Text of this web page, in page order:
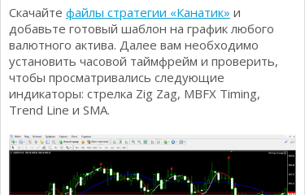
Скачайте файлы стратегии «Канатик» и
добавьте готовый шаблон на график любого
валютного актива. Далее вам необходимо
установить часовой таймфрейм и проверить,
чтобы просматривались следующие
индикаторы: стрелка Zig Zag, MBFX Timing,
Trend Line и SMA.